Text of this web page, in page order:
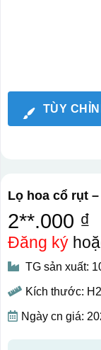
TÙY
Lọ hoa cổ rụt
2**.000 ₫
Đăng ký
TG sản xuất:
Kích thước:
Ngày cn giá: